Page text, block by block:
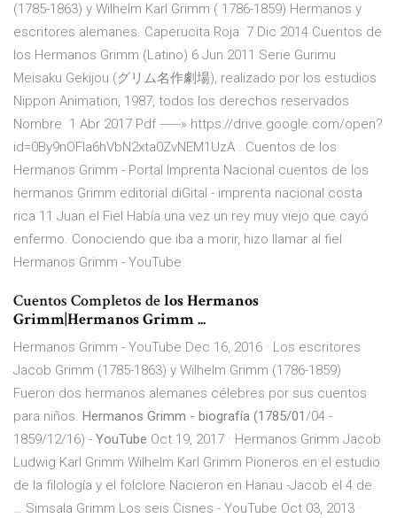
(1785-1863) y Wilhelm Karl Grimm ( 1786-1859) Hermanos y
escritores alemanes. Caperucita Roja 7 Dic 2014 Cuentos de
los Hermanos Grimm (Latino) 6 Jun 2011 Serie Gurimu
Meisaku Gekijou (グリム名作劇場), realizado por los estudios
Nippon Animation, 1987, todos los derechos reservados
Nombre 1 Abr 2017 Pdf ------» https://drive.google.com/open?
id=0By9nOFla6hVbN2xta0ZvNEM1UzA . Cuentos de los
Hermanos Grimm - Portal Imprenta Nacional cuentos de los
hermanos Grimm editorial diGital - imprenta nacional costa
rica 11 Juan el Fiel Había una vez un rey muy viejo que cayó
enfermo. Conociendo que iba a morir, hizo llamar al fiel
Hermanos Grimm - YouTube
Cuentos Completos delos Hermanos
Grimm|Hermanos Grimm...
Hermanos Grimm - YouTube Dec 16, 2016 · Los escritores
Jacob Grimm (1785-1863) y Wilhelm Grimm (1786-1859)
Fueron dos hermanos alemanes célebres por sus cuentos
para niños. Hermanos Grimm - biografía (1785/01 /04 -
1859/12/16) - YouTube Oct 19, 2017 · Hermanos Grimm Jacob
Ludwig Karl Grimm Wilhelm Karl Grimm Pioneros en el estudio
de la filología y el folclore Nacieron en Hanau -Jacob el 4 de
… Simsala Grimm Los seis Cisnes - YouTube Oct 03, 2013 ·